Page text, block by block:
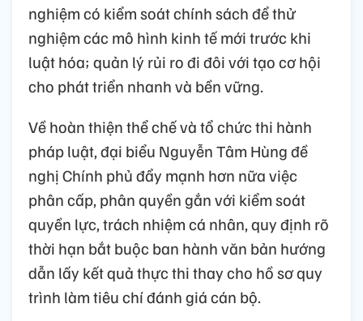
nghiệm có kiểm soát chính sách để thử
nghiệm các mô hình kinh tế mới trước khi
luật hóa; quản lý rủi ro đi đôi với tạo cơ hội
cho phát triển nhanh và bền vững.
Về hoàn thiện thể chế và tổ chức thi hành
pháp luật, đại biểu Nguyễn Tâm Hùng đề
nghị Chính phủ đẩy mạnh hơn nữa việc
phân cấp, phân quyền gắn với kiểm soát
quyền lực, trách nhiệm cá nhân, quy định rõ
thời hạn bắt buộc ban hành văn bản hướng
dẫn lấy kết quả thực thi thay cho hồ sơ quy
trình làm tiêu chí đánh giá cán bộ.